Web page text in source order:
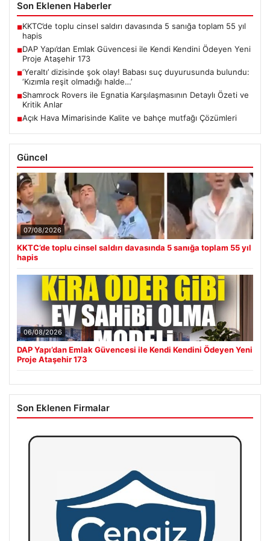
Son Eklenen Haberler
■KKTC’de toplu cinsel saldırı davasında 5 sanığa toplam 55 yıl
hapis
■DAP Yapı’dan Emlak Güvencesi ile Kendi Kendini Ödeyen Yeni
Proje Ataşehir 173
■‘Yeraltı’ dizisinde şok olay! Babası suç duyurusunda bulundu:
‘Kızımla reşit olmadığı halde…’
■Shamrock Rovers ile Egnatia Karşılaşmasının Detaylı Özeti ve
Kritik Anlar
■Açık Hava Mimarisinde Kalite ve bahçe mutfağı Çözümleri
Güncel
07/08/2026
KKTC’de toplu cinsel saldırı davasında 5 sanığa toplam 55 yıl
hapis
06/08/2026
DAP Yapı’dan Emlak Güvencesi ile Kendi Kendini Ödeyen Yeni
Proje Ataşehir 173
Son Eklenen Firmalar